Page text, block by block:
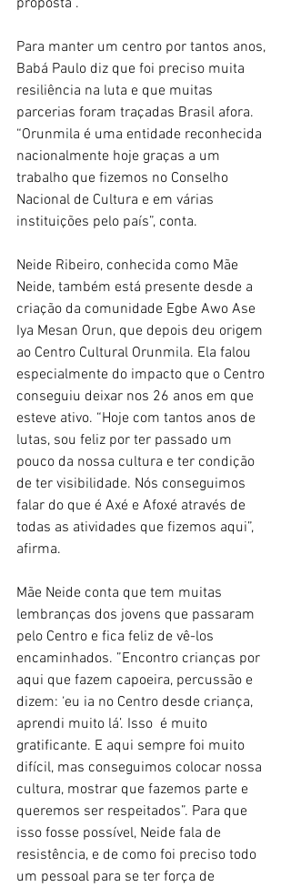
Para manter um centro por tantos anos,
Babá Paulo diz que foi preciso muita
resiliência na luta e que muitas
parcerias foram traçadas Brasil afora.
“Orunmila é uma entidade reconhecida
nacionalmente hoje graças a um
trabalho que fizemos no Conselho
Nacional de Cultura e em várias
instituições pelo país”, conta.
Neide Ribeiro, conhecida como Mãe
Neide, também está presente desde a
criação da comunidade Egbe Awo Ase
Iya Mesan Orun, que depois deu origem
ao Centro Cultural Orunmila. Ela falou
especialmente do impacto que o Centro
conseguiu deixar nos 26 anos em que
esteve ativo. “Hoje com tantos anos de
lutas, sou feliz por ter passado um
pouco da nossa cultura e ter condição
de ter visibilidade. Nós conseguimos
falar do que é Axé e Afoxé através de
todas as atividades que fizemos aqui”,
afirma.
Mãe Neide conta que tem muitas
lembranças dos jovens que passaram
pelo Centro e fica feliz de vê-los
encaminhados. ”Encontro crianças por
aqui que fazem capoeira, percussão e
dizem: ‘eu ia no Centro desde criança,
aprendi muito lá’. Isso  é muito
gratificante. E aqui sempre foi muito
difícil, mas conseguimos colocar nossa
cultura, mostrar que fazemos parte e
queremos ser respeitados”. Para que
isso fosse possível, Neide fala de
resistência, e de como foi preciso todo
um pessoal para se ter força de